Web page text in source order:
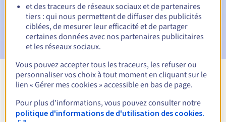
E-mail après la Redemption Grace Periodpour
notification de la suppression du nom de domaine
Voir toutes les extensions
Informations sur le .bus.pro
et des traceurs de réseaux sociaux et de partenaires
tiers : qui nous permettent de diffuser des publicités
ciblées, de mesurer leur efficacité et de partager
certaines données avec nos partenaires publicitaires
et les réseaux sociaux.
Vous pouvez accepter tous les traceurs, les refuser ou
personnaliser vos choix à tout moment en cliquant sur le
lien « Gérer mes cookies » accessible en bas de page.
Pour plus d’informations, vous pouvez consulter notre
politique d'informations de d'utilisation des cookies.